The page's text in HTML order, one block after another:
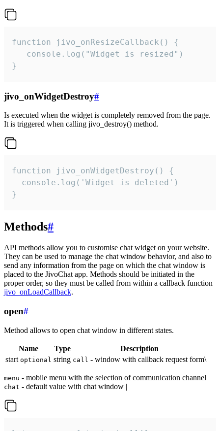
function jivo_onResizeCallback() {
   console.log("Widget is resized")
}
jivo_onWidgetDestroy#
Is executed when the widget is completely removed from the page.
It is triggered when calling jivo_destroy() method.
function jivo_onWidgetDestroy() {
  console.log('Widget is deleted')
}
Methods#
API methods allow you to customise chat widget on your website.
They can be used to manage the chat window behavior, and also to
send any information from the page on which the chat window is
placed to the JivoChat app. Methods should be initiated in the
proper order, so they must be called from within a callback function
jivo_onLoadCallback.
open#
Method allows to open chat window in different states.
Name Type
Description
start optional string call - window with callback request form\
menu - mobile menu with the selection of communication channel
chat - default value with chat window |